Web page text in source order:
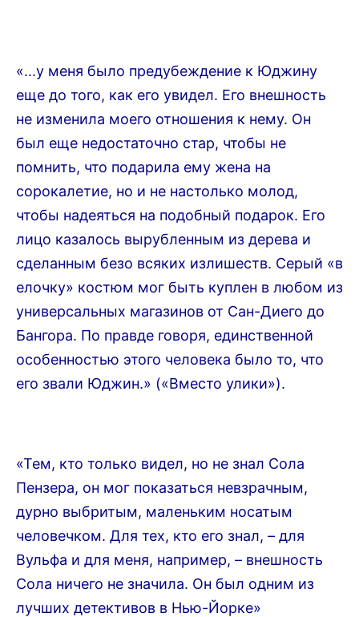
«...у меня было предубеждение к Юджину
еще до того, как его увидел. Его внешность
не изменила моего отношения к нему. Он
был еще недостаточно стар, чтобы не
помнить, что подарила ему жена на
сорокалетие, но и не настолько молод,
чтобы надеяться на подобный подарок. Его
лицо казалось вырубленным из дерева и
сделанным безо всяких излишеств. Серый «в
елочку» костюм мог быть куплен в любом из
универсальных магазинов от Сан-Диего до
Бангора. По правде говоря, единственной
особенностью этого человека было то, что
его звали Юджин.» («Вместо улики»).
«Тем, кто только видел, но не знал Сола
Пензера, он мог показаться невзрачным,
дурно выбритым, маленьким носатым
человечком. Для тех, кто его знал, – для
Вульфа и для меня, например, – внешность
Сола ничего не значила. Он был одним из
лучших детективов в Нью-Йорке»